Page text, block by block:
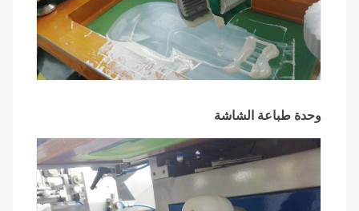
وحدة طباعة الشاشة